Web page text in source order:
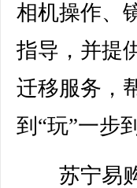
相机操作、
指导，并提
迁移服务，
到“玩”一步
苏宁易购